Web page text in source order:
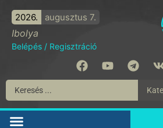
2026. augusztus 7.
Ibolya
Belépés / Regisztráció